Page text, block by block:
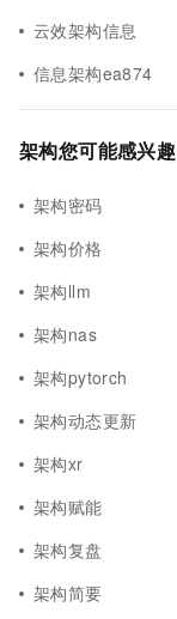
云效架构信息
信息架构ea874
架构您可能感兴趣
架构密码
架构价格
架构llm
架构nas
架构pytorch
架构动态更新
架构xr
架构赋能
架构复盘
架构简要